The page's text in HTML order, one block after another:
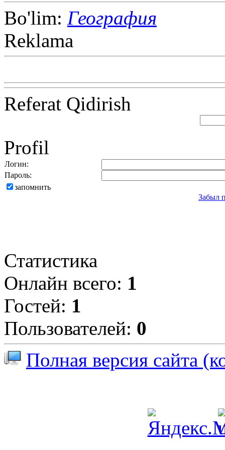
Bo'lim: География
Reklama
Referat Qidirish
Profil
Логин:
Пароль:
запомнить
Забыл
Статистика
Онлайн всего: 1
Гостей: 1
Пользователей: 0
Полная версия сайта